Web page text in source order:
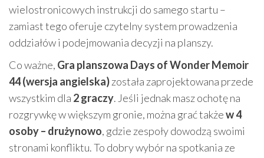
wielostronicowych instrukcji do samego startu –
zamiast tego oferuje czytelny system prowadzenia
oddziałów i podejmowania decyzji na planszy.
Co ważne, Gra planszowa Days of Wonder Memoir
44 (wersja angielska)została zaprojektowana przede
wszystkim dla 2 graczy. Jeśli jednak masz ochotę na
rozgrywkę w większym gronie, można grać takżew 4
osoby – drużynowo, gdzie zespoły dowodzą swoimi
stronami konfliktu. To dobry wybór na spotkania ze